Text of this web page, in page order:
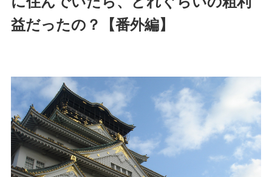
益だったの？【番外編】